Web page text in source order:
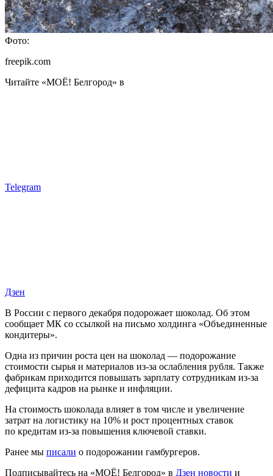
Фото:
freepik.com
Читайте «МОЁ! Белгород» в
Telegram
Дзен
В России с первого декабря подорожает шоколад. Об этом
сообщает МК со ссылкой на письмо холдинга «Объединенные
кондитеры».
Одна из причин роста цен на шоколад — подорожание
стоимости сырья и материалов из-за ослабления рубля. Также
фабрикам приходится повышать зарплату сотрудникам из-за
дефицита кадров на рынке и инфляции.
На стоимость шоколада влияет в том числе и увеличение
затрат на логистику на 10% и рост процентных ставок
по кредитам из-за повышения ключевой ставки.
Ранее мы писали о подорожании гамбургеров.
Подписывайтесь на «МОЁ! Белгород» в Дзен новости и